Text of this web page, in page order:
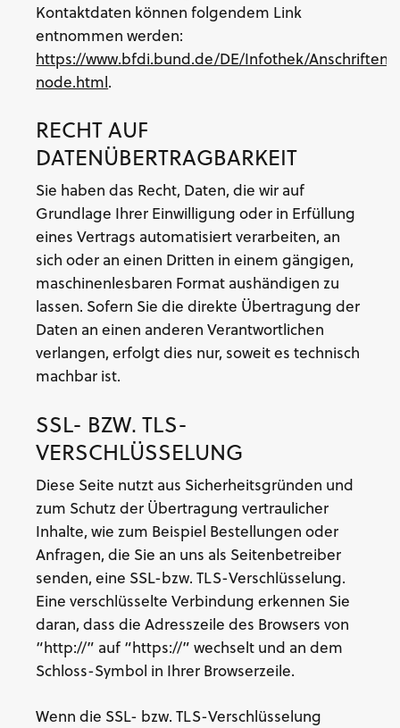
Kontaktdaten können folgendem Link
entnommen werden:
https://www.bfdi.bund.de/DE/Infothek/
node.html.
RECHT AUF
DATENÜBERTRAGBARKEIT
Sie haben das Recht, Daten, die wir auf
Grundlage Ihrer Einwilligung oder in Erfüllung
eines Vertrags automatisiert verarbeiten, an
sich oder an einen Dritten in einem gängigen,
maschinenlesbaren Format aushändigen zu
lassen. Sofern Sie die direkte Übertragung der
Daten an einen anderen Verantwortlichen
verlangen, erfolgt dies nur, soweit es technisch
machbar ist.
SSL- BZW. TLS-
VERSCHLÜSSELUNG
Diese Seite nutzt aus Sicherheitsgründen und
zum Schutz der Übertragung vertraulicher
Inhalte, wie zum Beispiel Bestellungen oder
Anfragen, die Sie an uns als Seitenbetreiber
senden, eine SSL-bzw. TLS-Verschlüsselung.
Eine verschlüsselte Verbindung erkennen Sie
daran, dass die Adresszeile des Browsers von
“http://” auf “https://” wechselt und an dem
Schloss-Symbol in Ihrer Browserzeile.
Wenn die SSL- bzw. TLS-Verschlüsselung